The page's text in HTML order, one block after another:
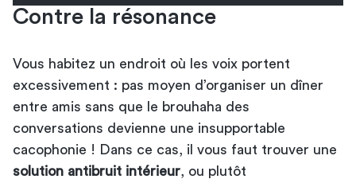
Contre la résonance
Vous habitez un endroit où les voix portent
excessivement : pas moyen d’organiser un dîner
entre amis sans que le brouhaha des
conversations devienne une insupportable
cacophonie ! Dans ce cas, il vous faut trouver une
solution antibruit intérieur , ou plutôt